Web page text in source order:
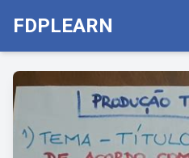
FDPLEARN